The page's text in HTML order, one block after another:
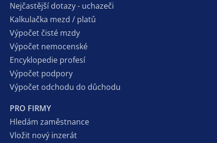
Nejčastější dotazy - uchazeči
Kalkulačka mezd / platů
Výpočet čisté mzdy
Výpočet nemocenské
Encyklopedie profesí
Výpočet podpory
Výpočet odchodu do důchodu
PRO FIRMY
Hledám zaměstnance
Vložit nový inzerát